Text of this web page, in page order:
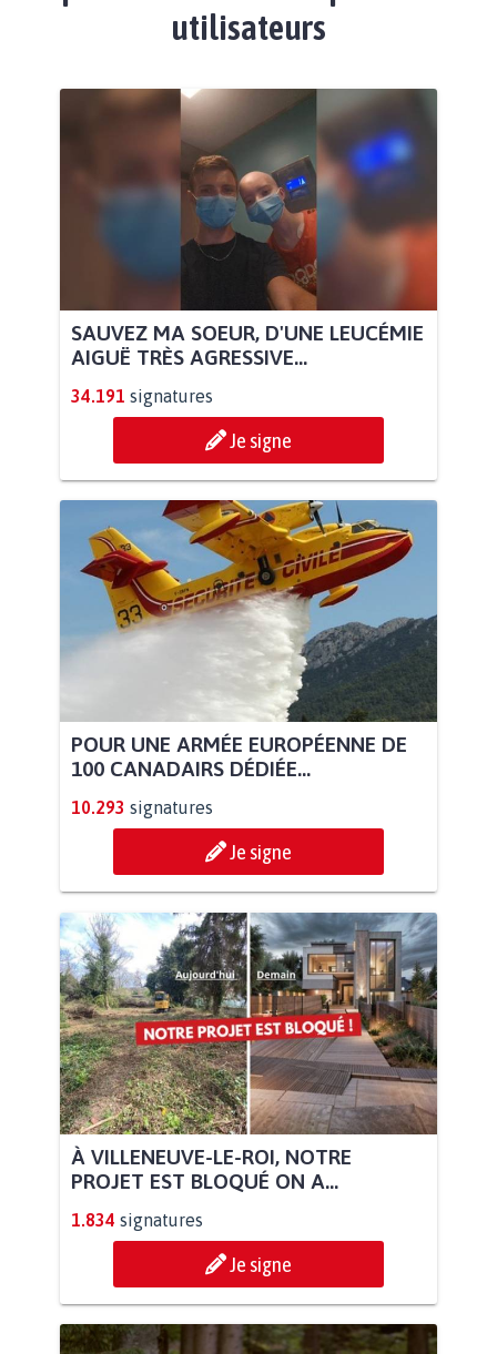
utilisateurs
SAUVEZ MA SOEUR, D'UNE LEUCÉMIE
AIGUË TRÈS AGRESSIVE...
34.191 signatures
Je signe
POUR UNE ARMÉE EUROPÉENNE DE
100 CANADAIRS DÉDIÉE...
10.293 signatures
Je signe
À VILLENEUVE-LE-ROI, NOTRE
PROJET EST BLOQUÉ ON A...
1.834 signatures
Je signe